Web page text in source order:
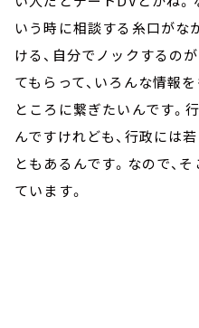
いう時に相談する糸口がな
ける、自分でノックするの
てもらって、いろんな情報
ところに繋ぎたいんです。
んですけれども、行政には
ともあるんです。なので、
ています。